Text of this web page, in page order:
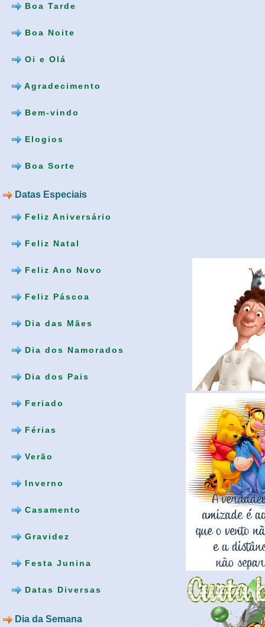
Boa Tarde
Boa Noite
Oi e Olá
Agradecimento
Bem-vindo
Elogios
Boa Sorte
Datas Especiais
Feliz Aniversário
Feliz Natal
Feliz Ano Novo
Feliz Páscoa
Dia das Mães
Dia dos Namorados
Dia dos Pais
Feriado
Férias
Verão
Inverno
Casamento
Gravidez
Festa Junina
Datas Diversas
Dia da Semana